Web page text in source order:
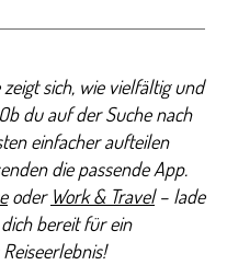
sich, wie vielfältig und
du auf der Suche nach
einfacher aufteilen
die passende App.
oder Work & Travel– lade
bereit für ein